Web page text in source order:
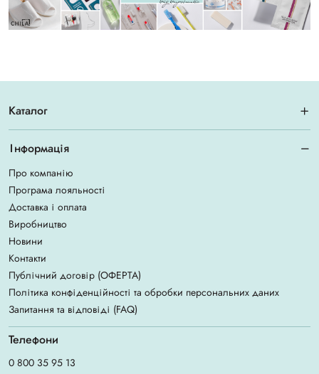
Каталог
Інформація
Про компанію
Програма лояльності
Доставка і оплата
Виробництво
Новини
Контакти
Публічний договір (ОФЕРТА)
Політика конфіденційності та обробки персональних даних
Запитання та відповіді (FAQ)
Телефони
0 800 35 95 13